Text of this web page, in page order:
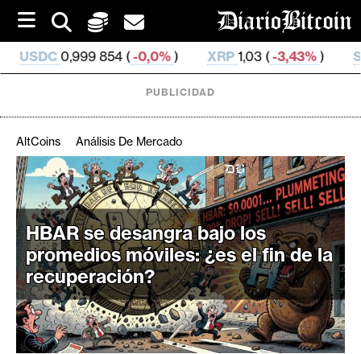
i
t
o
(-0,0%) XRP1,03 (-3,43%) SOL72,81 (-
C
r
i
p
t
o
M
e
r
PUBLICIDAD
AltCoins Análisis De Mercado
HBAR se desangra bajo los
promedios móviles: ¿es el fin de la
recuperación?